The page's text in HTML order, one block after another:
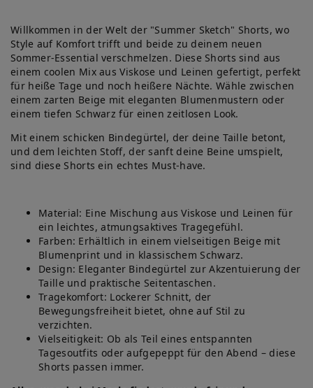
Willkommen in der Welt der "Summer Sketch" Shorts, wo
Style auf Komfort trifft und beide zu deinem neuen
Sommer-Essential verschmelzen. Diese Shorts sind aus
einem coolen Mix aus Viskose und Leinen gefertigt, perfekt
für heiße Tage und noch heißere Nächte. Wähle zwischen
einem zarten Beige mit eleganten Blumenmustern oder
einem tiefen Schwarz für einen zeitlosen Look.
Mit einem schicken Bindegürtel, der deine Taille betont,
und dem leichten Stoff, der sanft deine Beine umspielt,
sind diese Shorts ein echtes Must-have.
Material: Eine Mischung aus Viskose und Leinen für
ein leichtes, atmungsaktives Tragegefühl.
Farben: Erhältlich in einem vielseitigen Beige mit
Blumenprint und in klassischem Schwarz.
Design: Eleganter Bindegürtel zur Akzentuierung der
Taille und praktische Seitentaschen.
Tragekomfort: Lockerer Schnitt, der
Bewegungsfreiheit bietet, ohne auf Stil zu
verzichten.
Vielseitigkeit: Ob als Teil eines entspannten
Tagesoutfits oder aufgepeppt für den Abend – diese
Shorts passen immer.